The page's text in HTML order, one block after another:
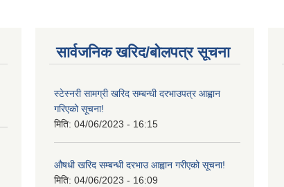
सार्वजनिक खरिद/बोलपत्र सूचना
स्टेस्नरी सामग्री खरिद सम्बन्धी दरभाउपत्र आह्वान
गरिएको सूचना!
मिति: 04/06/2023 - 16:15
औषधी खरिद सम्बन्धी दरभाउ आह्वान गरीएको सूचना!
मिति: 04/06/2023 - 16:09